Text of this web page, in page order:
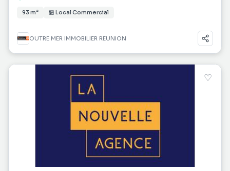
93 m² 🏪 Local Commercial
OUTRE MER IMMOBILIER REUNION
♡